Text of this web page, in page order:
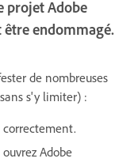
projet Adobe
endommagé.
de nombreuses
s'y limiter) :
correctement.
Adobe